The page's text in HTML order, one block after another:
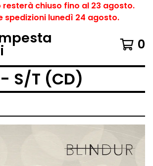
resterà chiuso fino al 23 agosto.
spedizioni lunedì 24 agosto.
0
S/T (CD)